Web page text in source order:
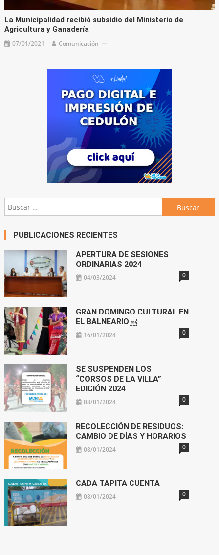
La Municipalidad recibió subsidio del Ministerio de
Agricultura y Ganadería
07/01/2021 Comunicación
Buscar:
PUBLICACIONES RECIENTES
APERTURA DE SESIONES
ORDINARIAS 2024
04/03/2024 0
GRAN DOMINGO CULTURAL EN
EL BALNEARIO￼
16/01/2024 0
SE SUSPENDEN LOS
“CORSOS DE LA VILLA”
EDICIÓN 2024
08/01/2024 0
RECOLECCIÓN DE RESIDUOS:
CAMBIO DE DÍAS Y HORARIOS
08/01/2024 0
CADA TAPITA CUENTA
08/01/2024 0